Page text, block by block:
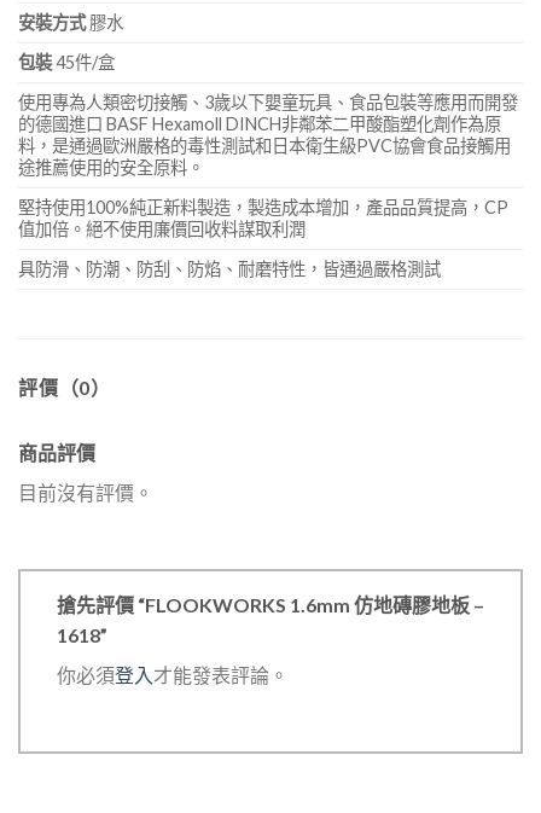
安裝方式膠水
包裝45件/盒
使用專為人類密切接觸、3歲以下嬰童玩具、食品包裝等應用而開發
的德國進口 BASF Hexamoll DINCH非鄰苯二甲酸酯塑化劑作為原
料，是通過歐洲嚴格的毒性測試和日本衛生級PVC協會食品接觸用
途推薦使用的安全原料。
堅持使用100%純正新料製造，製造成本增加，產品品質提高，CP
值加倍。絕不使用廉價回收料謀取利潤
具防滑、防潮、防刮、防焰、耐磨特性，皆通過嚴格測試
評價（0）
商品評價
目前沒有評價。
搶先評價 “FLOOKWORKS 1.6mm 仿地磚膠地板 –
1618”
你必須登入才能發表評論。